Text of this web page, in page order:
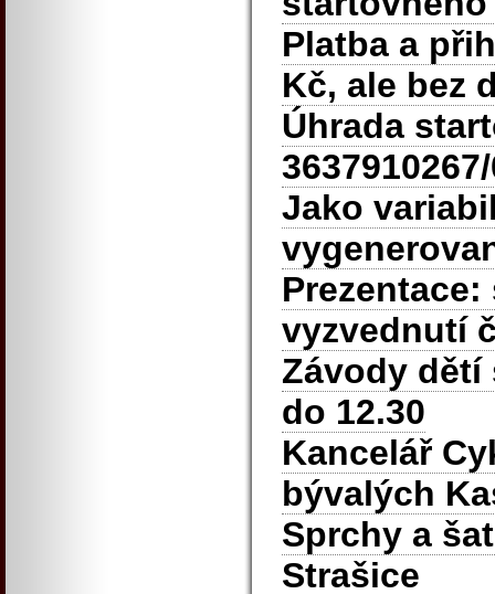
Platba a
Kč, ale bez
Úhrada
Jako
vyzvednutí
Závody dětí
do 12.30
Kancelář
bývalých
Sprchy a
Strašice